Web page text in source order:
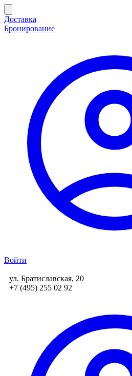
Доставка
Бронирование
Войти
ул. Братиславская, 20
+7 (495) 255 02 92